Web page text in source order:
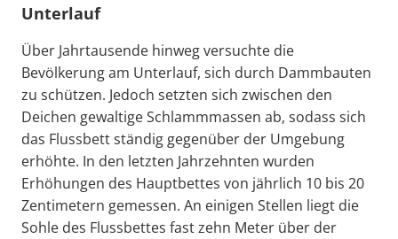
Unterlauf
Über Jahrtausende hinweg versuchte die
Bevölkerung am Unterlauf, sich durch Dammbauten
zu schützen. Jedoch setzten sich zwischen den
Deichen gewaltige Schlammmassen ab, sodass sich
das Flussbett ständig gegenüber der Umgebung
erhöhte. In den letzten Jahrzehnten wurden
Erhöhungen des Hauptbettes von jährlich 10 bis 20
Zentimetern gemessen. An einigen Stellen liegt die
Sohle des Flussbettes fast zehn Meter über der